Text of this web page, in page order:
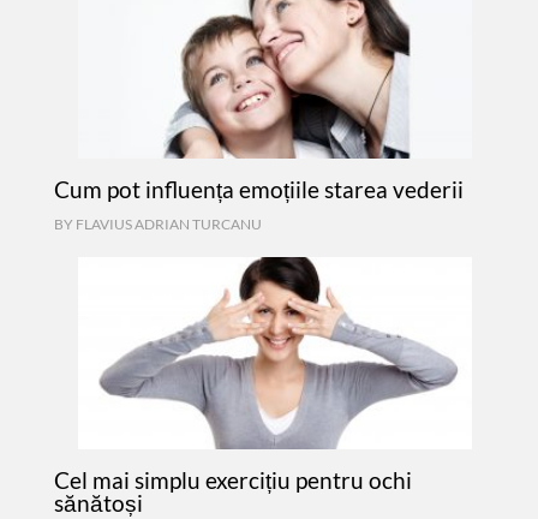
Cum pot influența emoțiile starea vederii
BY FLAVIUS ADRIAN TURCANU
Cel mai simplu exercițiu pentru ochi
sănătoși